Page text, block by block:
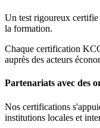
Un test rigoureux
la formation.
Chaque certification
auprès des acteurs
Partenariats avec des
Nos certifications
institutions locales et